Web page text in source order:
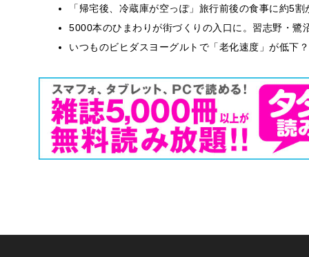
「帰宅後、冷蔵庫が空っぽ」旅行前後の食事に約5
5000本のひまわりが街づくりの入口に。習志野・
いつものビヒダスヨーグルトで「老化速度」が低